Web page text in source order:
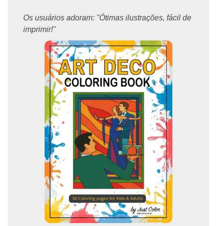
Os usuários adoram: "Ótimas ilustrações, fácil de
imprimir!"